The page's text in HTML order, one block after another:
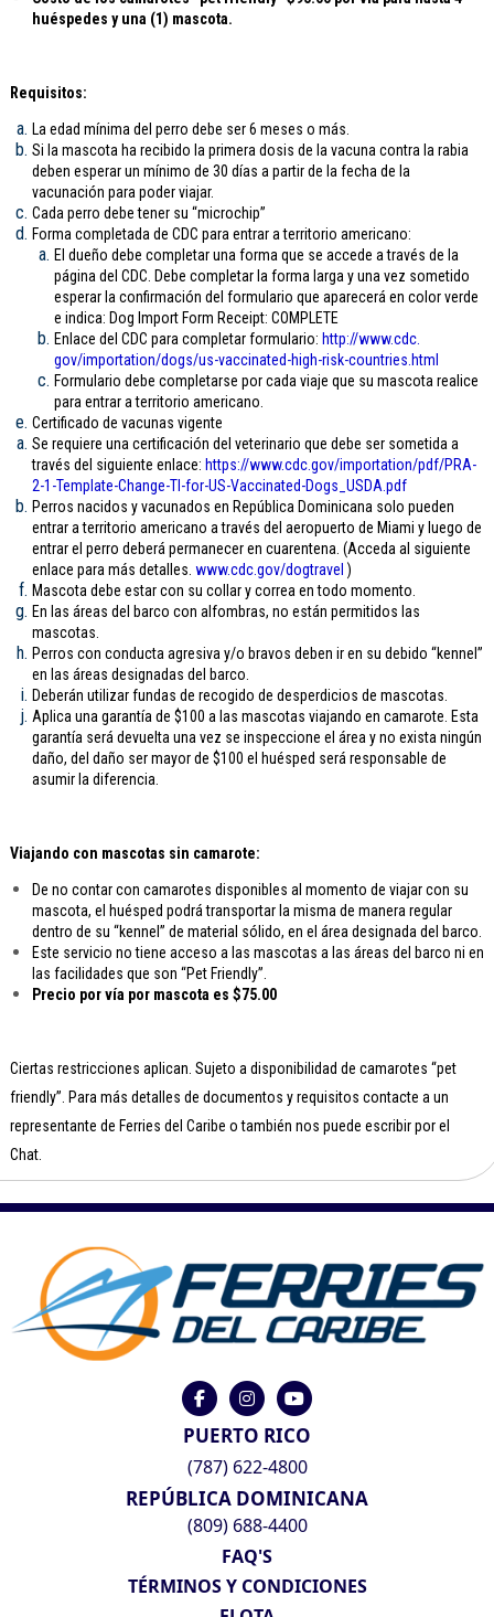
huéspedes y una (1) mascota.
Requisitos:
La edad mínima del perro debe ser 6 meses o más.
Si la mascota ha recibido la primera dosis de la vacuna contra la rabia
deben esperar un mínimo de 30 días a partir de la fecha de la
vacunación para poder viajar.
Cada perro debe tener su “microchip”
Forma completada de CDC para entrar a territorio americano:
El dueño debe completar una forma que se accede a través de la
página del CDC. Debe completar la forma larga y una vez sometido
esperar la confirmación del formulario que aparecerá en color verde
e indica: Dog Import Form Receipt: COMPLETE
Enlace del CDC para completar formulario: http://www.cdc.
gov/importation/dogs/us-vaccinated-high-risk-countries.html
Formulario debe completarse por cada viaje que su mascota realice
para entrar a territorio americano.
Certificado de vacunas vigente
Se requiere una certificación del veterinario que debe ser sometida a
través del siguiente enlace: https://www.cdc.gov/importation/pdf/PRA-
2-1-Template-Change-TI-for-US-Vaccinated-Dogs_USDA.pdf
Perros nacidos y vacunados en República Dominicana solo pueden
entrar a territorio americano a través del aeropuerto de Miami y luego de
entrar el perro deberá permanecer en cuarentena. (Acceda al siguiente
enlace para más detalles. www.cdc.gov/dogtravel )
Mascota debe estar con su collar y correa en todo momento.
En las áreas del barco con alfombras, no están permitidos las
mascotas.
Perros con conducta agresiva y/o bravos deben ir en su debido “kennel”
en las áreas designadas del barco.
Deberán utilizar fundas de recogido de desperdicios de mascotas.
Aplica una garantía de $100 a las mascotas viajando en camarote. Esta
garantía será devuelta una vez se inspeccione el área y no exista ningún
daño, del daño ser mayor de $100 el huésped será responsable de
asumir la diferencia.
Viajando con mascotas sin camarote:
De no contar con camarotes disponibles al momento de viajar con su
mascota, el huésped podrá transportar la misma de manera regular
dentro de su “kennel” de material sólido, en el área designada del barco.
Este servicio no tiene acceso a las mascotas a las áreas del barco ni en
las facilidades que son “Pet Friendly”.
Precio por vía por mascota es $75.00
Ciertas restricciones aplican. Sujeto a disponibilidad de camarotes “pet
friendly”. Para más detalles de documentos y requisitos contacte a un
representante de Ferries del Caribe o también nos puede escribir por el
Chat.
PUERTO RICO
(787) 622-4800
REPÚBLICA DOMINICANA
(809) 688-4400
FAQ'S
TÉRMINOS Y CONDICIONES